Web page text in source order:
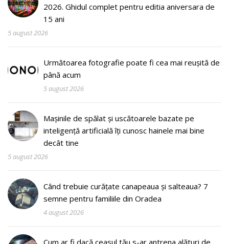
2026. Ghidul complet pentru editia aniversara de
15 ani
5 august 2026
Următoarea fotografie poate fi cea mai reușită de
până acum
5 august 2026
Mașinile de spălat și uscătoarele bazate pe
inteligență artificială îți cunosc hainele mai bine
decât tine
5 august 2026
Când trebuie curățate canapeaua și salteaua? 7
semne pentru familiile din Oradea
4 august 2026
Cum ar fi dacă ceasul tău s-ar antrena alături de